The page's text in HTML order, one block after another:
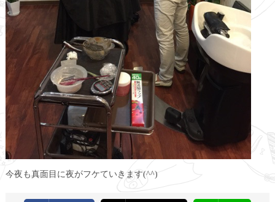
今夜も真面目に夜がフケていきます(^^)